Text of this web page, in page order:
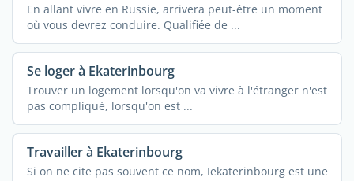
En allant vivre en Russie, arrivera peut-être un moment
où vous devrez conduire. Qualifiée de ...
Se loger à Ekaterinbourg
Trouver un logement lorsqu'on va vivre à l'étranger n'est
pas compliqué, lorsqu'on est ...
Travailler à Ekaterinbourg
Si on ne cite pas souvent ce nom, Iekaterinbourg est une